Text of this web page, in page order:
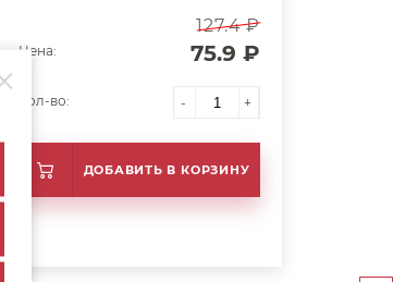
Цена:
127.4 ₽
75.9 ₽
Кол-во: - +
ДОБАВИТЬ В КОРЗИНУ